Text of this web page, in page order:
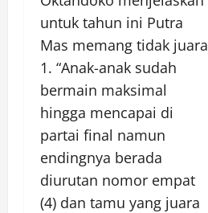
untuk tahun ini Putra
Mas memang tidak juara
1. “Anak-anak sudah
bermain maksimal
hingga mencapai di
partai final namun
endingnya berada
diurutan nomor empat
(4) dan tamu yang juara